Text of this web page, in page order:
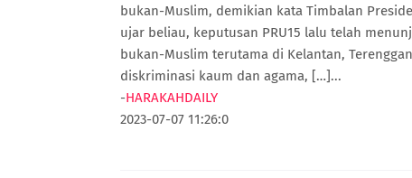
bukan-Muslim, demikian kata Timbalan
ujar beliau, keputusan PRU15 lalu telah
bukan-Muslim terutama di Kelantan,
diskriminasi kaum dan agama, […]...
-HARAKAHDAILY
2023-07-07 11:26:0